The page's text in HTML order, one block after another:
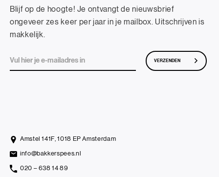
Blijf op de hoogte! Je ontvangt de nieuwsbrief
ongeveer zes keer per jaar in je mailbox. Uitschrijven is
makkelijk.
VERZENDEN
Amstel 141F, 1018 EP Amsterdam
info@bakkerspees.nl
020 – 638 14 89